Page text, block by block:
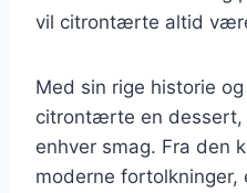
vil citrontærte altid
Med sin rige historie
citrontærte en dessert,
enhver smag. Fra den
moderne fortolkninger,